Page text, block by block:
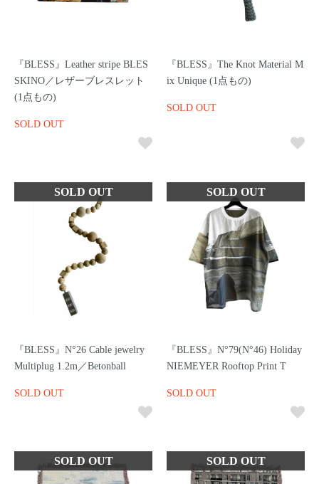
『BLESS』Leather stripe BLES
SKINO／レザーブレスレット
(1点もの)
SOLD OUT
『BLESS』The Knot Material M
ix Unique (1点もの)
SOLD OUT
『BLESS』N°26 Cable jewelry
Multiplug 1.2m／Betonball
SOLD OUT
『BLESS』N°79(N°46) Holiday
NIEMEYER Rooftop Print T
SOLD OUT